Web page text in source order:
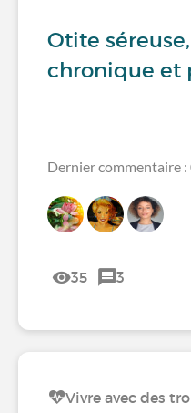
Otite
chronique et
Dernier commentaire
35 3
Vivre avec des